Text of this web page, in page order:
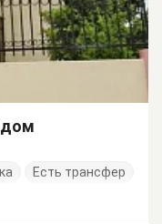
дом
Есть трансфер